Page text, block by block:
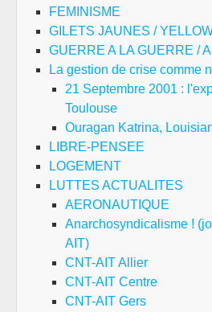
FEMINISME
GILETS JAUNES /
GUERRE A LA GUERRE /
La gestion de crise comme
21 Septembre 2001 :
Toulouse
Ouragan Katrina,
LIBRE-PENSEE
LOGEMENT
LUTTES ACTUALITES
AERONAUTIQUE
Anarchosyndicalisme !
AIT)
CNT-AIT Allier
CNT-AIT Centre
CNT-AIT Gers